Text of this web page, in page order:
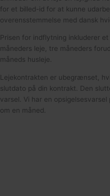
for et billed-id for at kunne
overensstemmelse med dansk
Prisen for indflytning inkluderer
måneders leje, tre måneders
måneds husleje.
Lejekontrakten er ubegrænset,
slutdato på din kontrakt. Den
varsel. Vi har en
om en måned.